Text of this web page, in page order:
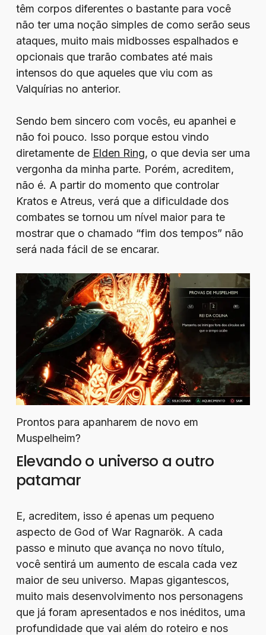
têm corpos diferentes o bastante para você
não ter uma noção simples de como serão seus
ataques, muito mais midbosses espalhados e
opcionais que trarão combates até mais
intensos do que aqueles que viu com as
Valquírias no anterior.
Sendo bem sincero com vocês, eu apanhei e
não foi pouco. Isso porque estou vindo
diretamente de Elden Ring, o que devia ser uma
vergonha da minha parte. Porém, acreditem,
não é. A partir do momento que controlar
Kratos e Atreus, verá que a dificuldade dos
combates se tornou um nível maior para te
mostrar que o chamado “fim dos tempos” não
será nada fácil de se encarar.
Prontos para apanharem de novo em
Muspelheim?
Elevando o universo a outro
patamar
E, acreditem, isso é apenas um pequeno
aspecto de God of War Ragnarök. A cada
passo e minuto que avança no novo título,
você sentirá um aumento de escala cada vez
maior de seu universo. Mapas gigantescos,
muito mais desenvolvimento nos personagens
que já foram apresentados e nos inéditos, uma
profundidade que vai além do roteiro e nos